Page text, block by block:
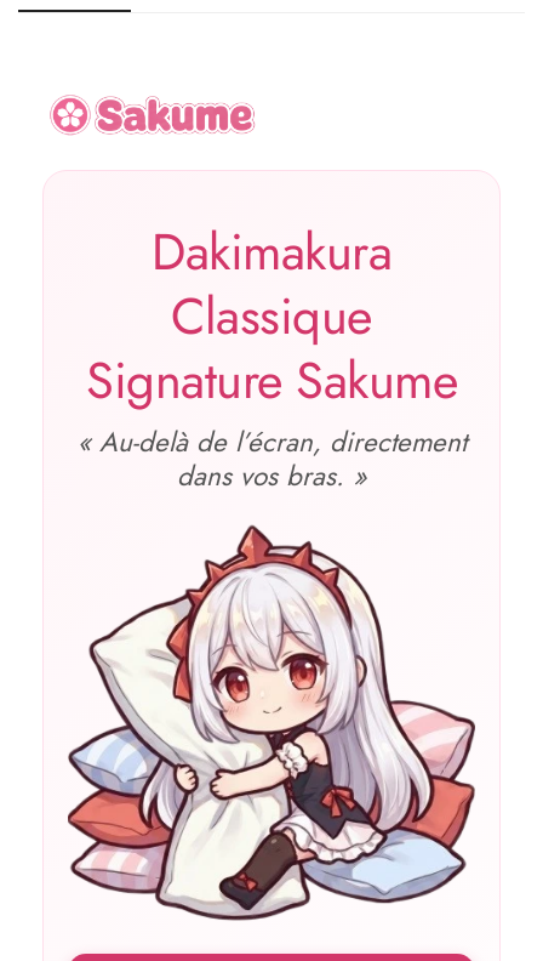
Dakimakura
Classique
Signature Sakume
« Au‑delà de l’écran, directement
dans vos bras. »